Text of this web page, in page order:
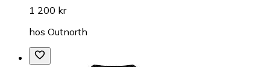
1 200 kr
hos Outnorth